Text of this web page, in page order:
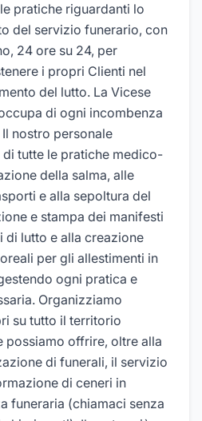
pratiche riguardanti lo
del servizio funerario, con
24 ore su 24, per
i propri Clienti nel
del lutto. La Vicese
di ogni incombenza
nostro personale
tutte le pratiche medico-
della salma, alle
e alla sepoltura del
e stampa dei manifesti
lutto e alla creazione
per gli allestimenti in
ogni pratica e
Organizziamo
su tutto il territorio
possiamo offrire, oltre alla
di funerali, il servizio
di ceneri in
funeraria (chiamaci senza